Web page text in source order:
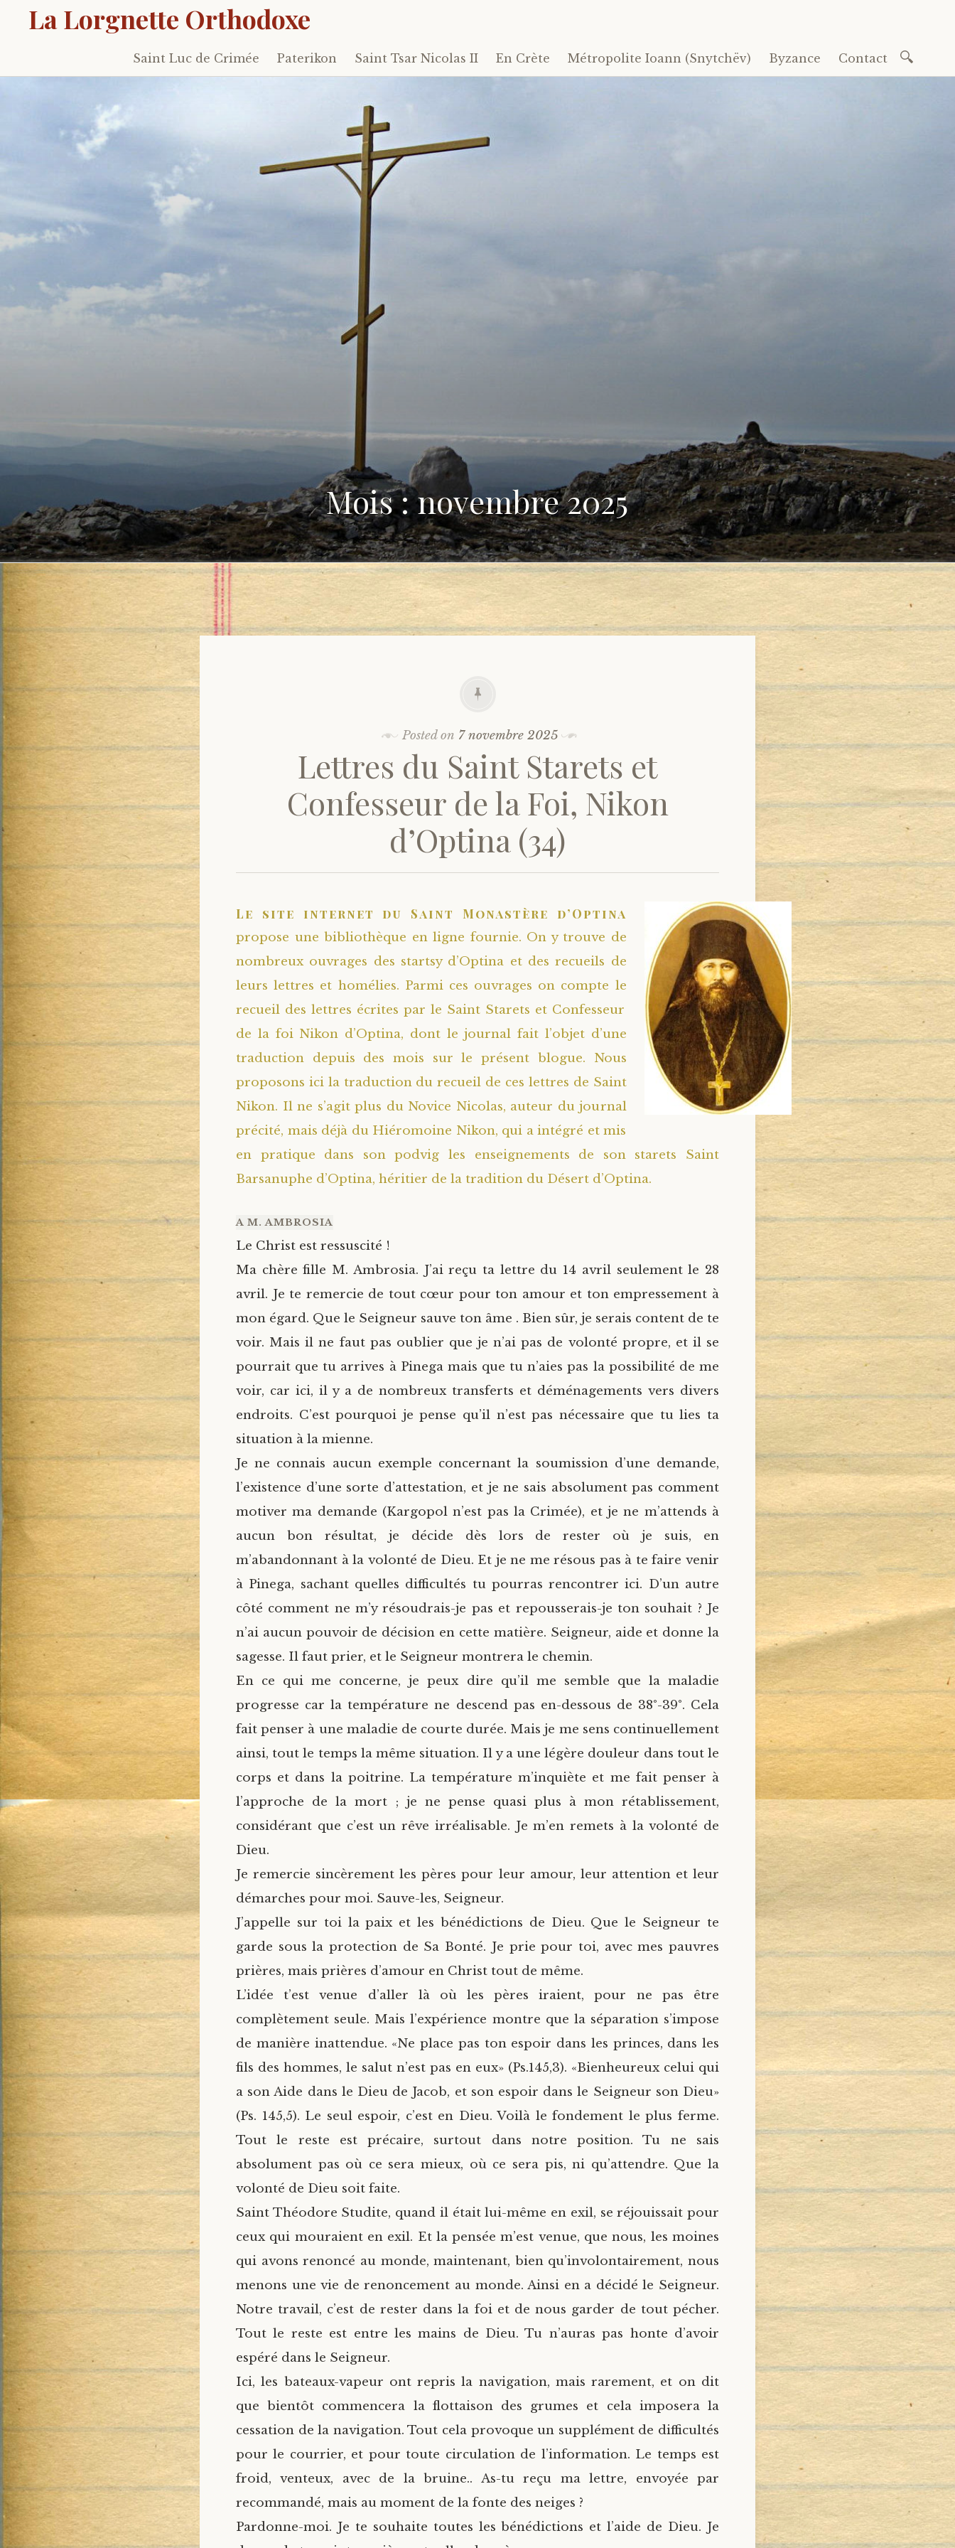
La Lorgnette Orthodoxe
Skip
to
Saint Luc de Crimée Paterikon Saint Tsar Nicolas II En Crète Métropolite Ioann (Snytchëv) Byzance Contact
Mois : novembre 2025
Posted on 7 novembre 2025
Lettres du Saint Starets et
Confesseur de la Foi, Nikon
d’Optina (34)
Le site internet du Saint Monastère d’Optina
propose une bibliothèque en ligne fournie. On y trouve de
nombreux ouvrages des startsy d’Optina et des recueils de
leurs lettres et homélies. Parmi ces ouvrages on compte le
recueil des lettres écrites par le Saint Starets et Confesseur
de la foi Nikon d’Optina, dont le journal fait l’objet d’une
traduction depuis des mois sur le présent blogue. Nous
proposons ici la traduction du recueil de ces lettres de Saint
Nikon. Il ne s’agit plus du Novice Nicolas, auteur du journal
précité, mais déjà du Hiéromoine Nikon, qui a intégré et mis
en pratique dans son podvig les enseignements de son starets Saint
Barsanuphe d’Optina, héritier de la tradition du Désert d’Optina.
A M. AMBROSIA
Le Christ est ressuscité !
Ma chère fille M. Ambrosia. J’ai reçu ta lettre du 14 avril seulement le 28
avril. Je te remercie de tout cœur pour ton amour et ton empressement à
mon égard. Que le Seigneur sauve ton âme . Bien sûr, je serais content de te
voir. Mais il ne faut pas oublier que je n’ai pas de volonté propre, et il se
pourrait que tu arrives à Pinega mais que tu n’aies pas la possibilité de me
voir, car ici, il y a de nombreux transferts et déménagements vers divers
endroits. C’est pourquoi je pense qu’il n’est pas nécessaire que tu lies ta
situation à la mienne.
Je ne connais aucun exemple concernant la soumission d’une demande,
l’existence d’une sorte d’attestation, et je ne sais absolument pas comment
motiver ma demande (Kargopol n’est pas la Crimée), et je ne m’attends à
aucun bon résultat, je décide dès lors de rester où je suis, en
m’abandonnant à la volonté de Dieu. Et je ne me résous pas à te faire venir
à Pinega, sachant quelles difficultés tu pourras rencontrer ici. D’un autre
côté comment ne m’y résoudrais-je pas et repousserais-je ton souhait ? Je
n’ai aucun pouvoir de décision en cette matière. Seigneur, aide et donne la
sagesse. Il faut prier, et le Seigneur montrera le chemin.
En ce qui me concerne, je peux dire qu’il me semble que la maladie
progresse car la température ne descend pas en-dessous de 38°-39°. Cela
fait penser à une maladie de courte durée. Mais je me sens continuellement
ainsi, tout le temps la même situation. Il y a une légère douleur dans tout le
corps et dans la poitrine. La température m’inquiète et me fait penser à
l’approche de la mort ; je ne pense quasi plus à mon rétablissement,
considérant que c’est un rêve irréalisable. Je m’en remets à la volonté de
Dieu.
Je remercie sincèrement les pères pour leur amour, leur attention et leur
démarches pour moi. Sauve-les, Seigneur.
J’appelle sur toi la paix et les bénédictions de Dieu. Que le Seigneur te
garde sous la protection de Sa Bonté. Je prie pour toi, avec mes pauvres
prières, mais prières d’amour en Christ tout de même.
L’idée t’est venue d’aller là où les pères iraient, pour ne pas être
complètement seule. Mais l’expérience montre que la séparation s’impose
de manière inattendue. «Ne place pas ton espoir dans les princes, dans les
fils des hommes, le salut n’est pas en eux» (Ps.145,3). «Bienheureux celui qui
a son Aide dans le Dieu de Jacob, et son espoir dans le Seigneur son Dieu»
(Ps. 145,5). Le seul espoir, c’est en Dieu. Voilà le fondement le plus ferme.
Tout le reste est précaire, surtout dans notre position. Tu ne sais
absolument pas où ce sera mieux, où ce sera pis, ni qu’attendre. Que la
volonté de Dieu soit faite.
Saint Théodore Studite, quand il était lui-même en exil, se réjouissait pour
ceux qui mouraient en exil. Et la pensée m’est venue, que nous, les moines
qui avons renoncé au monde, maintenant, bien qu’involontairement, nous
menons une vie de renoncement au monde. Ainsi en a décidé le Seigneur.
Notre travail, c’est de rester dans la foi et de nous garder de tout pécher.
Tout le reste est entre les mains de Dieu. Tu n’auras pas honte d’avoir
espéré dans le Seigneur.
Ici, les bateaux-vapeur ont repris la navigation, mais rarement, et on dit
que bientôt commencera la flottaison des grumes et cela imposera la
cessation de la navigation. Tout cela provoque un supplément de difficultés
pour le courrier, et pour toute circulation de l’information. Le temps est
froid, venteux, avec de la bruine.. As-tu reçu ma lettre, envoyée par
recommandé, mais au moment de la fonte des neiges ?
Pardonne-moi. Je te souhaite toutes les bénédictions et l’aide de Dieu. Je